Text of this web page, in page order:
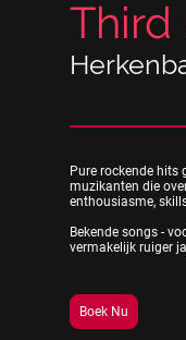
Third
Pure rockende hits
muzikanten die
enthousiasme,
Bekende songs -
vermakelijk ruiger
Boek Nu